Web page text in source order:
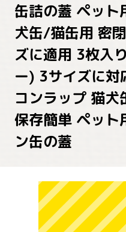
缶詰の蓋 ペット
犬缶/猫缶用 密
ズに適用 3枚入
ー) 3サイズに対
コンラップ 猫
保存簡単 ペット
ン缶の蓋